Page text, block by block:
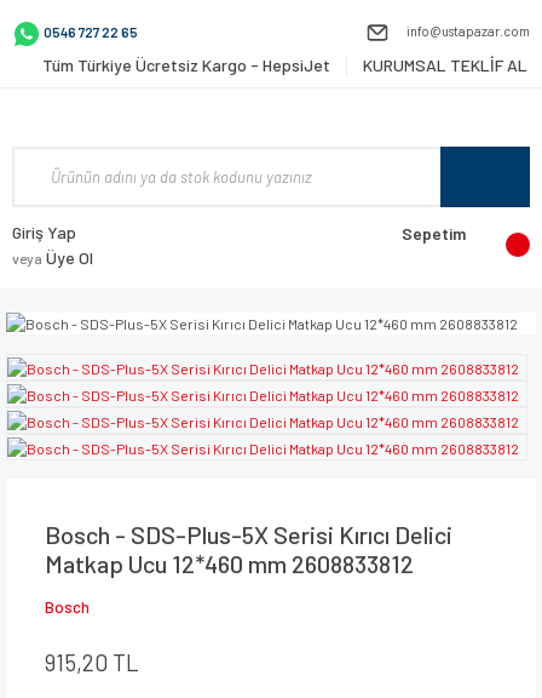
0546 727 22 65 info@ustapazar.com
Tüm Türkiye Ücretsiz Kargo - HepsiJet KURUMSAL TEKLİF AL
Giriş Yap
veya Üye Ol
Sepetim
Bosch - SDS-Plus-5X Serisi Kırıcı Delici
Matkap Ucu 12*460 mm 2608833812
Bosch
915,20 TL